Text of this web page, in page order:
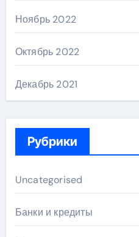
Ноябрь 2022
Октябрь 2022
Декабрь 2021
Рубрики
Uncategorised
Банки и кредиты